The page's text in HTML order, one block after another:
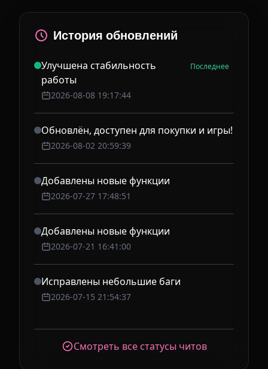
История обновлений
Улучшена стабильность
работы
2026-08-08 19:17:44
Последнее
Обновлён, доступен для покупки и игры!
2026-08-02 20:59:39
Добавлены новые функции
2026-07-27 17:48:51
Добавлены новые функции
2026-07-21 16:41:00
Исправлены небольшие баги
2026-07-15 21:54:37
Смотреть все статусы читов